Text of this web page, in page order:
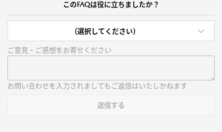
このFAQは役に立ちましたか？
(選択してください)
ご意見・ご感想をお寄せください
お問い合わせを入力されましてもご返信はいたしかねます
送信する